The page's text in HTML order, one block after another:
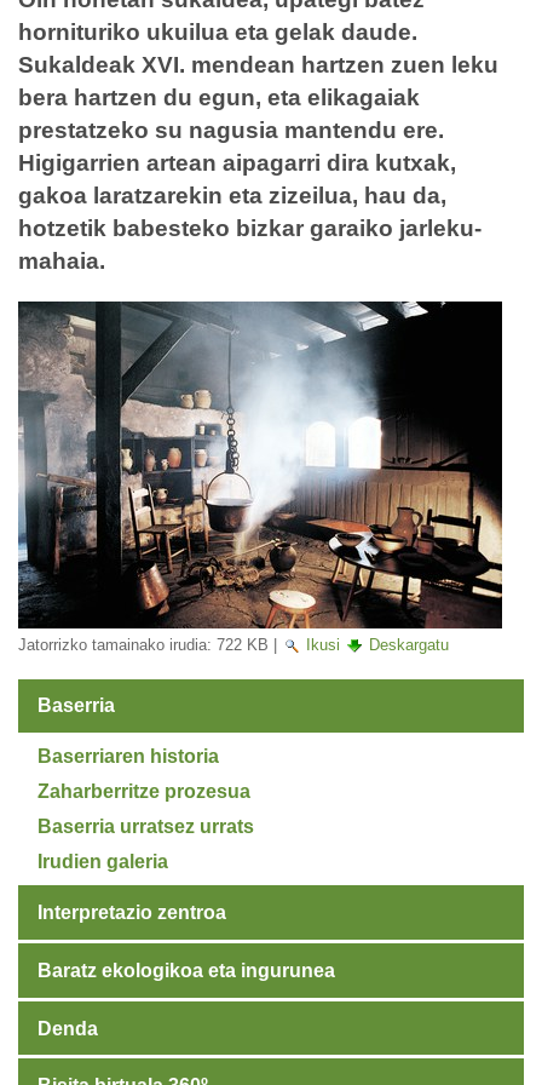
hornituriko ukuilua eta gelak daude.
Sukaldeak XVI. mendean hartzen zuen leku
bera hartzen du egun, eta elikagaiak
prestatzeko su nagusia mantendu ere.
Higigarrien artean aipagarri dira kutxak,
gakoa laratzarekin eta zizeilua, hau da,
hotzetik babesteko bizkar garaiko jarleku-
mahaia.
Jatorrizko tamainako irudia: 722 KB | Ikusi Deskargatu
Baserria
Baserriaren historia
Zaharberritze prozesua
Baserria urratsez urrats
Irudien galeria
Interpretazio zentroa
Baratz ekologikoa eta ingurunea
Denda